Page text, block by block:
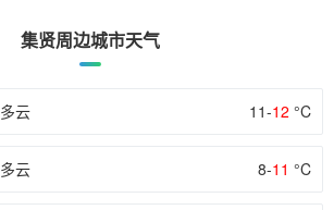
集贤周边城市天气
多云 11-12 °C
多云 8-11 °C